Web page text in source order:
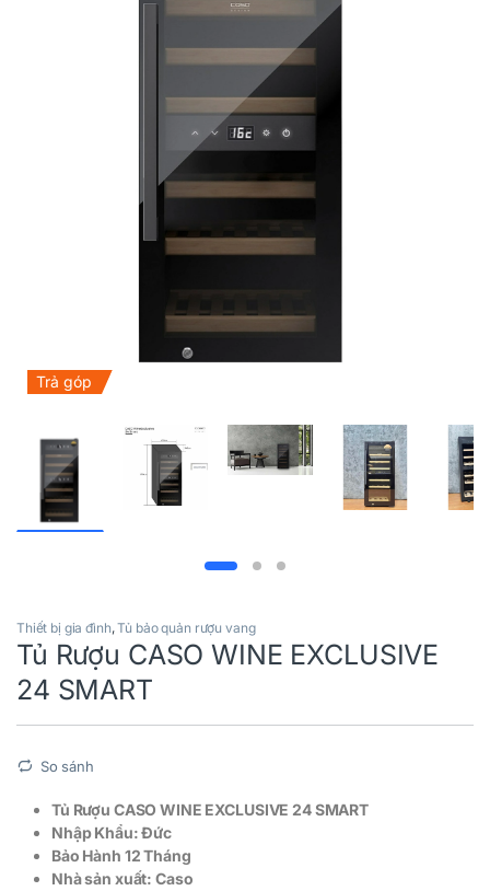
Trả góp
Thiết bị gia đình,Tủ bảo quản rượu vang
Tủ Rượu CASO WINE EXCLUSIVE
24 SMART
So sánh
Tủ Rượu CASO WINE EXCLUSIVE 24 SMART
Nhập Khẩu: Đức
Bảo Hành 12 Tháng
Nhà sản xuất: Caso